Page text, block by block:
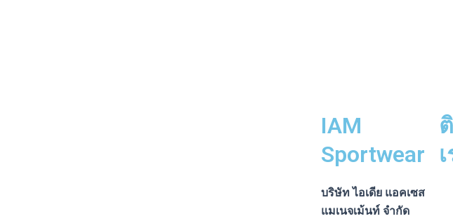
IAM
Sportwear
บริษัท ไอเดีย แอคเซส
แมเนจเม้นท์ จำกัด